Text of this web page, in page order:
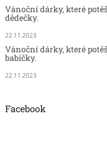
Vánoční dárky, které
dědečky.
22.11.2023
Vánoční dárky, které
babičky.
22.11.2023
Facebook